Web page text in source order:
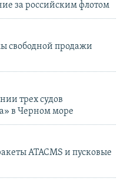
за российским флотом
свободной продажи
трех судов
в Черном море
ATACMS и пусковые